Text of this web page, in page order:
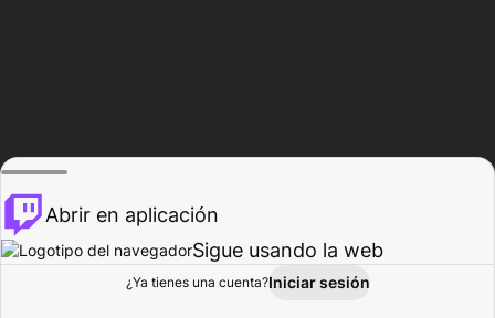
Explorar Actividad
Abrir en aplicación
Sigue usando la web
¿Ya tienes una cuenta?Iniciar sesión